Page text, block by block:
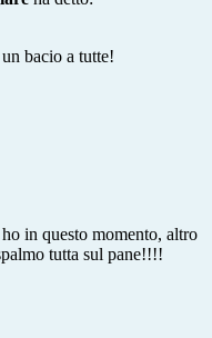
bacio a tutte!
in questo momento, altro
tutta sul pane!!!!